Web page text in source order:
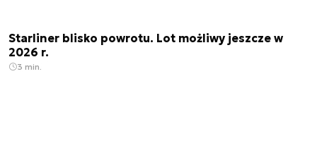
Starliner blisko powrotu. Lot możliwy jeszcze w
2026 r.
3 min.